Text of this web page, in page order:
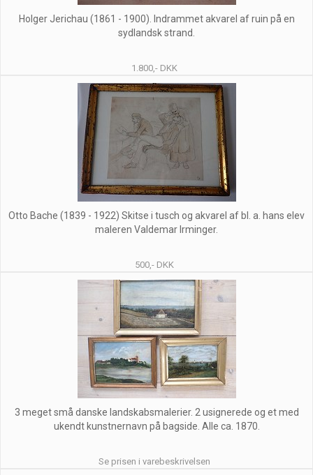
Holger Jerichau (1861 - 1900). Indrammet akvarel af ruin på en
sydlandsk strand.
1.800,- DKK
Otto Bache (1839 - 1922) Skitse i tusch og akvarel af bl. a. hans elev
maleren Valdemar Irminger.
500,- DKK
3 meget små danske landskabsmalerier. 2 usignerede og et med
ukendt kunstnernavn på bagside. Alle ca. 1870.
Se prisen i varebeskrivelsen